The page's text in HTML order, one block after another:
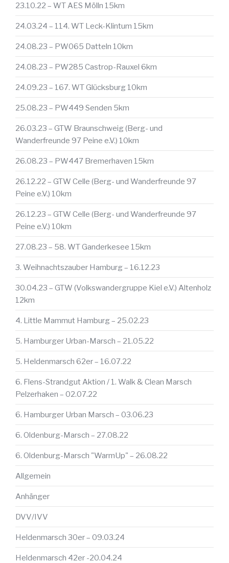
23.10.22 – WT AES Mölln 15km
24.03.24 – 114. WT Leck-Klintum 15km
24.08.23 – PW065 Datteln 10km
24.08.23 – PW285 Castrop-Rauxel 6km
24.09.23 – 167. WT Glücksburg 10km
25.08.23 – PW449 Senden 5km
26.03.23 – GTW Braunschweig (Berg- und
Wanderfreunde 97 Peine e.V.) 10km
26.08.23 – PW447 Bremerhaven 15km
26.12.22 – GTW Celle (Berg- und Wanderfreunde 97
Peine e.V.) 10km
26.12.23 – GTW Celle (Berg- und Wanderfreunde 97
Peine e.V.) 10km
27.08.23 – 58. WT Ganderkesee 15km
3. Weihnachtszauber Hamburg – 16.12.23
30.04.23 – GTW (Volkswandergruppe Kiel e.V.) Altenholz
12km
4. Little Mammut Hamburg – 25.02.23
5. Hamburger Urban-Marsch – 21.05.22
5. Heldenmarsch 62er – 16.07.22
6. Flens-Strandgut Aktion / 1. Walk & Clean Marsch
Pelzerhaken – 02.07.22
6. Hamburger Urban Marsch – 03.06.23
6. Oldenburg-Marsch – 27.08.22
6. Oldenburg-Marsch "WarmUp" – 26.08.22
Allgemein
Anhänger
DVV/IVV
Heldenmarsch 30er – 09.03.24
Heldenmarsch 42er -20.04.24